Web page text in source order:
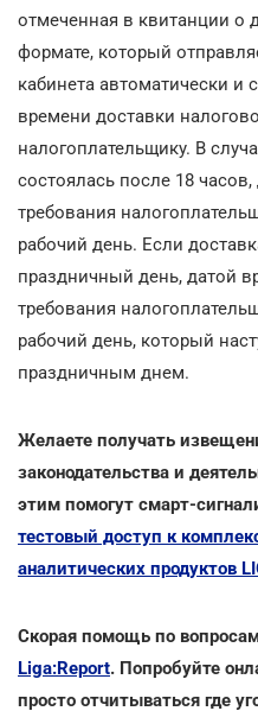
отмеченная в квитанции о
формате, который
кабинета автоматически и
времени доставки
налогоплательщику. В
состоялась после 18
требования
рабочий день. Если
праздничный день, датой
требования
рабочий день, который
праздничным днем.
Желаете получать
законодательства и
этим помогут смарт-
тестовый доступ к
аналитических продуктов
Скорая помощь по
Liga:Report. Попробуйте
просто отчитываться где